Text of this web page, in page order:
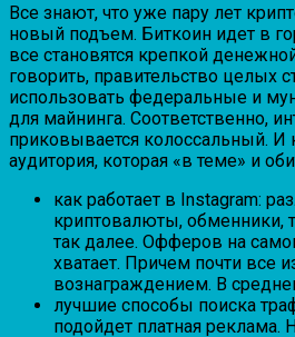
Все знают, что уже пару лет
новый подъем. Биткоин идет в
все становятся крепкой
говорить, правительство целых
использовать федеральные и
для майнинга. Соответственно,
приковывается колоссальный. И
аудитория, которая «в теме» и
как работает в Instagram:
криптовалюты, обменники,
так далее. Офферов на
хватает. Причем почти все
вознаграждением. В
лучшие способы поиска
подойдет платная реклама.